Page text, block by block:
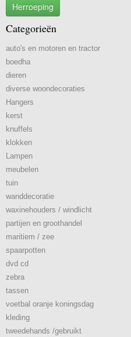
Herroeping
Categorieën
auto's en motoren en tractor
boedha
dieren
diverse woondecoraties
Hangers
kerst
knuffels
klokken
Lampen
meubelen
tuin
wanddecoratie
waxinehouders / windlicht
partijen en groothandel
maritiem / zee
spaarpotten
dvd cd
zebra
tassen
voetbal oranje koningsdag
kleding
tweedehands /gebruikt